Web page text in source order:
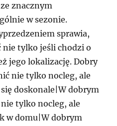
znacznym
w sezonie.
sprawia,
nie tylko jeśli chodzi o
jego lokalizację. Dobry
nie tylko nocleg, ale
doskonale|W dobrym
tylko nocleg, ale
w domu|W dobrym